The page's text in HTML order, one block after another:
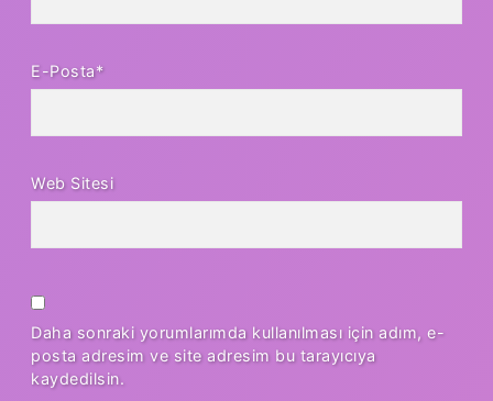
E-Posta*
Web Sitesi
Daha sonraki yorumlarımda kullanılması için adım, e-
posta adresim ve site adresim bu tarayıcıya
kaydedilsin.